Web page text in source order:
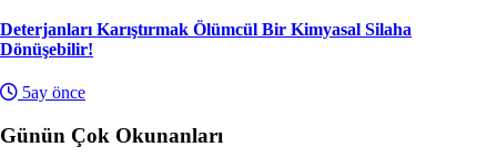
Deterjanları Karıştırmak Ölümcül Bir Kimyasal Silaha
Dönüşebilir!
5ay önce
Günün Çok Okunanları